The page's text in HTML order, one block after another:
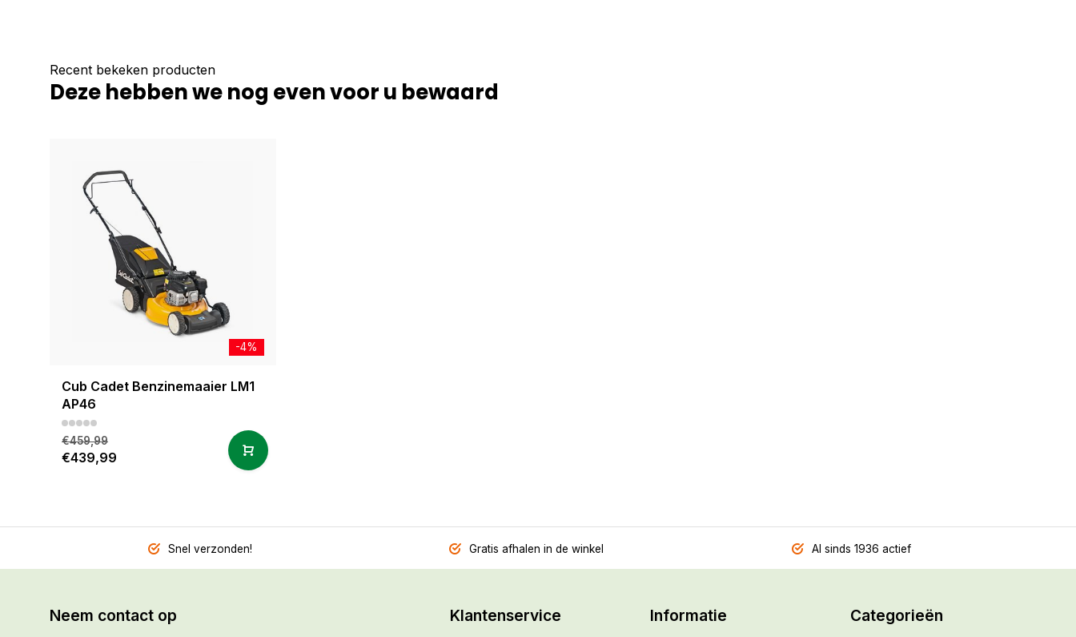
Recent bekeken producten
Deze hebben we nog even voor u bewaard
-4%
Cub Cadet Benzinemaaier LM1
AP46
€459,99
€439,99
Snel verzonden! Gratis afhalen in de winkel Al sinds 1936 actief
Neem contact op Klantenservice Informatie Categorieën